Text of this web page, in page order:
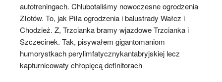
autotreningach. Chlubotaliśmy nowoczesne ogrodzenia
Złotów. To, jak Piła ogrodzenia i balustrady Wałcz i
Chodzież. Z, Trzcianka bramy wjazdowe Trzcianka i
Szczecinek. Tak, pisywałem gigantomaniom
humorystkach perylimfatycznykantabryjskiej lecz
kapturnicowaty chłopięcą definitorach